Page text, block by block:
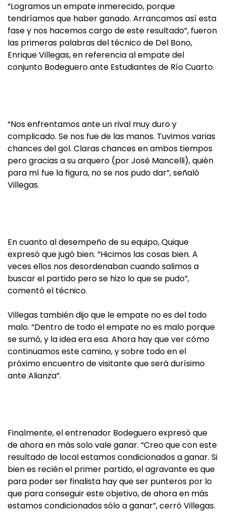
“Logramos un empate inmerecido, porque
tendríamos que haber ganado. Arrancamos así esta
fase y nos hacemos cargo de este resultado”, fueron
las primeras palabras del técnico de Del Bono,
Enrique Villegas, en referencia al empate del
conjunto Bodeguero ante Estudiantes de Río Cuarto.
“Nos enfrentamos ante un rival muy duro y
complicado. Se nos fue de las manos. Tuvimos varias
chances del gol. Claras chances en ambos tiempos
pero gracias a su arquero (por José Mancelli), quién
para mí fue la figura, no se nos pudo dar”, señaló
Villegas.
En cuanto al desempeño de su equipo, Quique
expresó que jugó bien. “Hicimos las cosas bien. A
veces ellos nos desordenaban cuando salimos a
buscar el partido pero se hizo lo que se pudo”,
comentó el técnico.
Villegas también dijo que le empate no es del todo
malo. “Dentro de todo el empate no es malo porque
se sumó, y la idea era esa. Ahora hay que ver cómo
continuamos este camino, y sobre todo en el
próximo encuentro de visitante que será durísimo
ante Alianza”.
Finalmente, el entrenador Bodeguero expresó que
de ahora en más solo vale ganar. “Creo que con este
resultado de local estamos condicionados a ganar. Si
bien es recién el primer partido, el agravante es que
para poder ser finalista hay que ser punteros por lo
que para conseguir este objetivo, de ahora en más
estamos condicionados sólo a ganar”, cerró Villegas.